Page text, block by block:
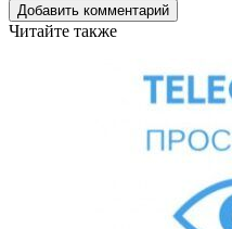
Добавить комментарий
Читайте также